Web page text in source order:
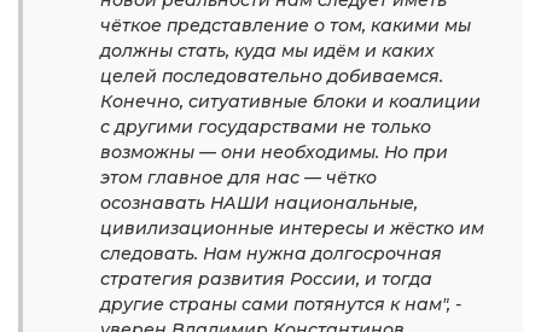
чёткое представление о том, какими мы
должны стать, куда мы идём и каких
целей последовательно добиваемся.
Конечно, ситуативные блоки и коалиции
с другими государствами не только
возможны — они необходимы. Но при
этом главное для нас — чётко
осознавать НАШИ национальные,
цивилизационные интересы и жёстко им
следовать. Нам нужна долгосрочная
стратегия развития России, и тогда
другие страны сами потянутся к нам", -